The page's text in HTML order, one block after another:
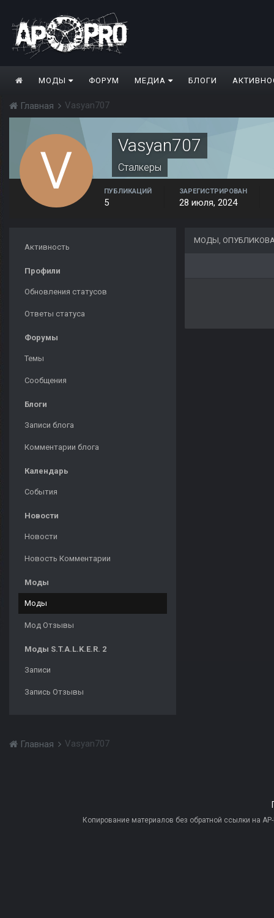
МОДЫ ФОРУМ МЕДИА БЛОГИ
Главная Vasyan707
Vasyan707
Сталкеры
ПУБЛИКАЦИЙ
5
ЗАРЕГИСТРИРОВАН
28 июля, 2024
Активность
Профили
Обновления статусов
Ответы статуса
Форумы
Темы
Сообщения
Блоги
Записи блога
Комментарии блога
Календарь
События
Новости
Новости
Новость Комментарии
Моды
Моды
Мод Отзывы
Моды S.T.A.L.K.E.R. 2
Записи
Запись Отзывы
МОДЫ,
Главная Vasyan707
Копирование материалов без обратной ссылки на